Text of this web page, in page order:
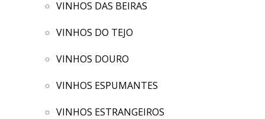
VINHOS DAS BEIRAS
VINHOS DO TEJO
VINHOS DOURO
VINHOS ESPUMANTES
VINHOS ESTRANGEIROS